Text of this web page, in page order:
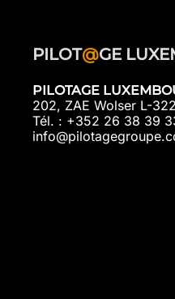
PILOT@GE
PILOTAGE
202, ZAE Wolser L-
Tél. : +352 26 38 39